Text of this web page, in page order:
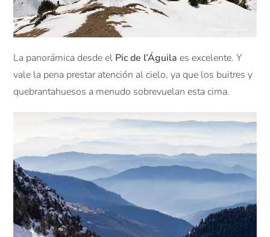
La panorámica desde el Pic de l’Águila es excelente. Y
vale la pena prestar atención al cielo, ya que los buitres y
quebrantahuesos a menudo sobrevuelan esta cima.